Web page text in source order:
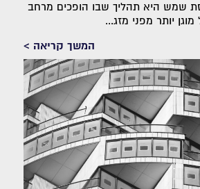
שמש היא תהליך שבו הופכים מרחב
יותר מפני מזג...
המשך קריאה >